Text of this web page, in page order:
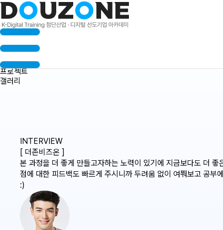
수료생 인터뷰
프로젝트
갤러리
INTERVIEW
[ 더존비즈온 ]
본 과정을 더 좋게 만들고자하는 노력이 있기에 지금보다도 더
점에 대한 피드백도 빠르게 주시니까 두려움 없이 여쭤보고 공부
:)